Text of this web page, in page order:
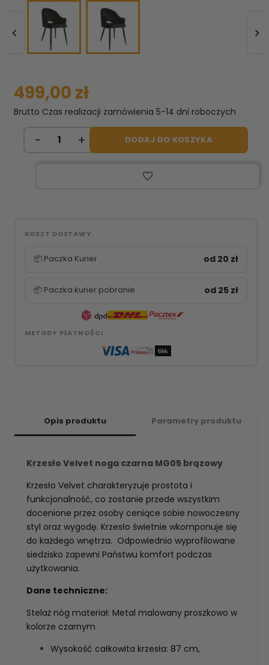
 
499,00 zł
Brutto Czas realizacji zamówienia 5-14 dni roboczych
DODAJ DO KOSZYKA
favorite_border
KOSZT DOSTAWY
📦 Paczka Kurier od 20 zł
📦 Paczka kurier pobranie od 25 zł
METODY PŁATNOŚCI
Opis produktu Parametry produktu
Krzesło Velvet noga czarna MG05 brązowy
Krzesło Velvet charakteryzuje prostota i
funkcjonalność, co zostanie przede wszystkim
docenione przez osoby ceniące sobie nowoczesny
styl oraz wygodę. Krzesło świetnie wkomponuje się
do każdego wnętrza. Odpowiednio wyprofilowane
siedzisko zapewni Państwu komfort podczas
użytkowania.
Dane techniczne:
Stelaż nóg materiał: Metal malowany proszkowo w
kolorze czarnym
Wysokość całkowita krzesła: 87 cm,